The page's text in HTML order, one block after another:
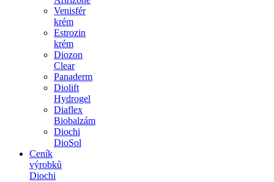
Venisfér
krém
Estrozin
krém
Diozon
Clear
Panaderm
Diolift
Hydrogel
Diaflex
Biobalzám
Diochi
DioSol
Ceník
výrobků
Diochi